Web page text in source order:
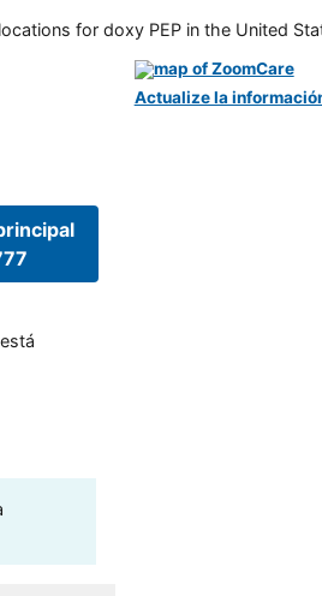
for doxy PEP in the United
Actualize la